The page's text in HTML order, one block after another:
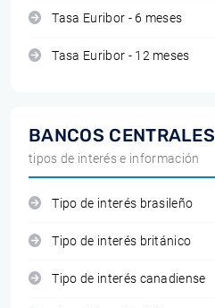
Tasa Euribor - 6 meses
Tasa Euribor - 12 meses
BANCOS CENTRALES
tipos de interés e información
Tipo de interés brasileño
Tipo de interés británico
Tipo de interés canadiense